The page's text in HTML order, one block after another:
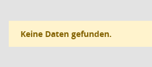
Keine Daten gefunden.